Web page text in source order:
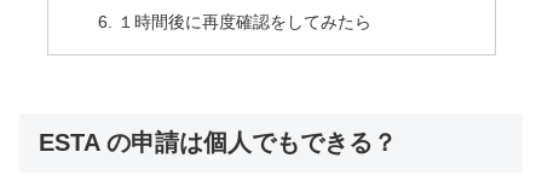
１時間後に再度確認をしてみたら
ESTA の申請は個人でもできる？